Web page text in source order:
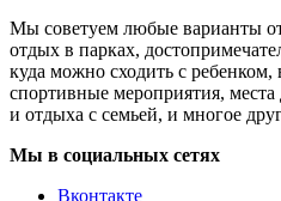
Мы советуем любые варианты
отдых в парках,
куда можно сходить с ребенком,
спортивные мероприятия, места
и отдыха с семьей, и многое
Мы в социальных сетях
Вконтакте